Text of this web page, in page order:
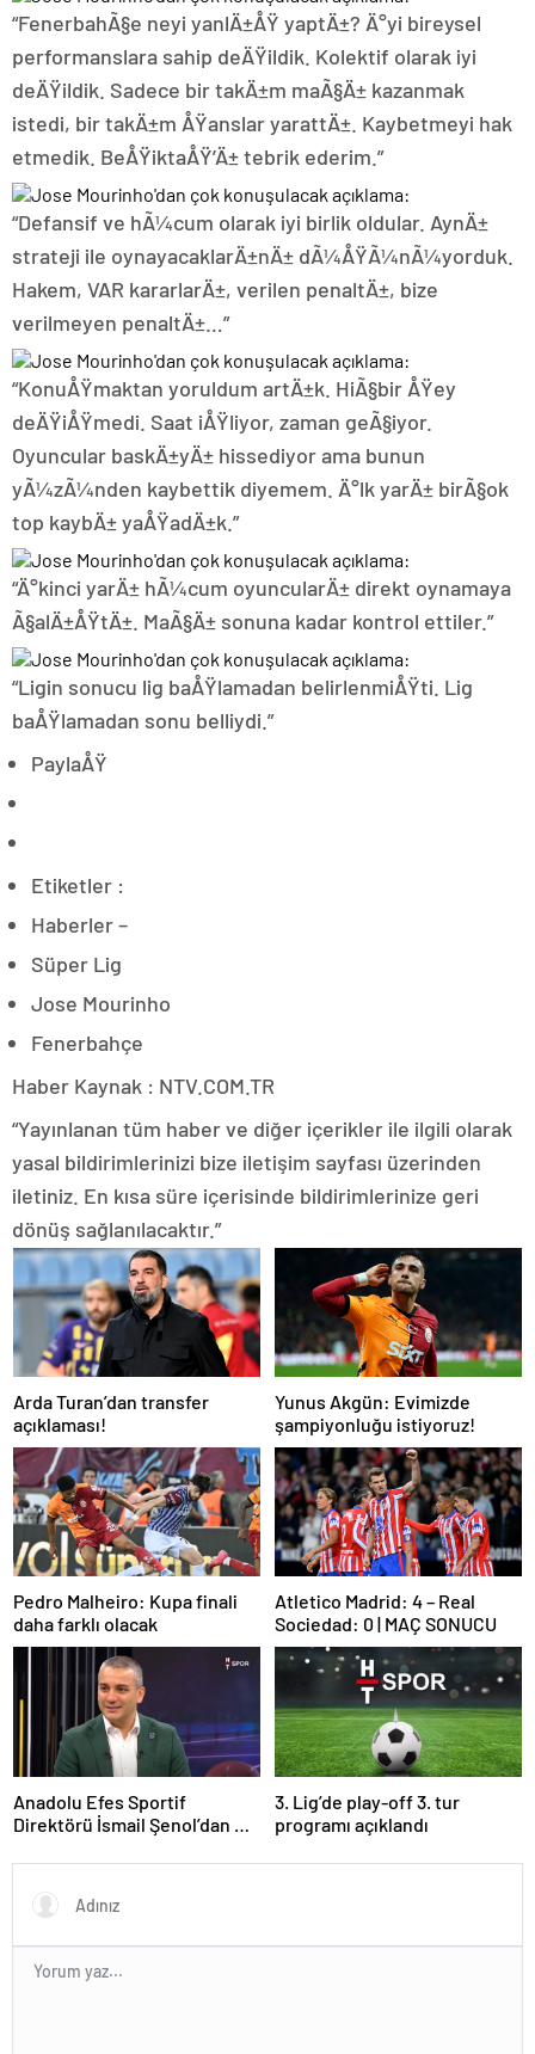
“FenerbahÃ§e neyi yanlÄ±ÅŸ yaptÄ±? Ä°yi bireysel
performanslara sahip deÄŸildik. Kolektif olarak iyi
deÄŸildik. Sadece bir takÄ±m maÃ§Ä± kazanmak
istedi, bir takÄ±m ÅŸanslar yarattÄ±. Kaybetmeyi hak
etmedik. BeÅŸiktaÅŸ’Ä± tebrik ederim.”
“Defansif ve hÃ¼cum olarak iyi birlik oldular. AynÄ±
strateji ile oynayacaklarÄ±nÄ± dÃ¼ÅŸÃ¼nÃ¼yorduk.
Hakem, VAR kararlarÄ±, verilen penaltÄ±, bize
verilmeyen penaltÄ±…”
“KonuÅŸmaktan yoruldum artÄ±k. HiÃ§bir ÅŸey
deÄŸiÅŸmedi. Saat iÅŸliyor, zaman geÃ§iyor.
Oyuncular baskÄ±yÄ± hissediyor ama bunun
yÃ¼zÃ¼nden kaybettik diyemem. Ä°lk yarÄ± birÃ§ok
top kaybÄ± yaÅŸadÄ±k.”
“Ä°kinci yarÄ± hÃ¼cum oyuncularÄ± direkt oynamaya
Ã§alÄ±ÅŸtÄ±. MaÃ§Ä± sonuna kadar kontrol ettiler.”
“Ligin sonucu lig baÅŸlamadan belirlenmiÅŸti. Lig
baÅŸlamadan sonu belliydi.”
PaylaÅŸ
Etiketler :
Haberler –
Süper Lig
Jose Mourinho
Fenerbahçe
Haber Kaynak : NTV.COM.TR
“Yayınlanan tüm haber ve diğer içerikler ile ilgili olarak
yasal bildirimlerinizi bize iletişim sayfası üzerinden
iletiniz. En kısa süre içerisinde bildirimlerinize geri
dönüş sağlanılacaktır.”
Arda Turan’dan transfer
açıklaması!
Yunus Akgün: Evimizde
şampiyonluğu istiyoruz!
Pedro Malheiro: Kupa finali
daha farklı olacak
Atletico Madrid: 4 – Real
Sociedad: 0 | MAÇ SONUCU
Anadolu Efes Sportif
Direktörü İsmail Şenol’dan HT
Four’un hayalini kuruyorduk!
3. Lig’de play-off 3. tur
programı açıklandı